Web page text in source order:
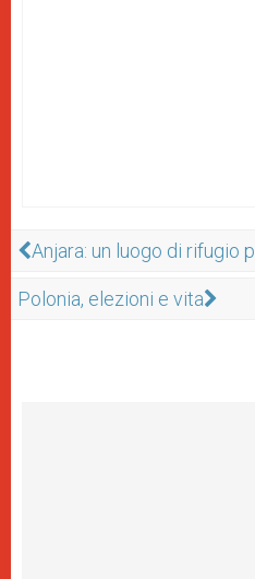
Anjara: un luogo di rifugio
Polonia, elezioni e vita